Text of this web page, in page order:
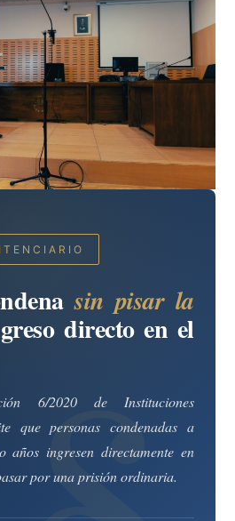
sin pisar la
directo en el
6/2020 de Instituciones
que personas condenadas a
años ingresen directamente en
por una prisión ordinaria.